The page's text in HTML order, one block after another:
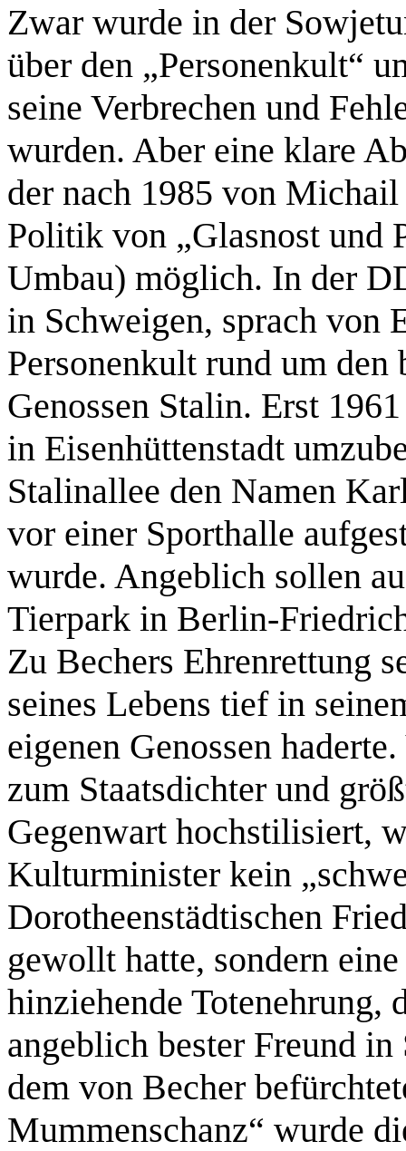
Zwar wurde in der
über den „Personenkult“
seine Verbrechen und
wurden. Aber eine klare
der nach 1985 von
Politik von „Glasnost und
Umbau) möglich. In der
in Schweigen, sprach von
Personenkult rund um
Genossen Stalin. Erst
in Eisenhüttenstadt
Stalinallee den Namen
vor einer Sporthalle
wurde. Angeblich sollen
Tierpark in Berlin-
Zu Bechers Ehrenrettung
seines Lebens tief in
eigenen Genossen
zum Staatsdichter und
Gegenwart hochstilisiert,
Kulturminister kein
Dorotheenstädtischen
gewollt hatte, sondern
hinziehende
angeblich bester Freund in
dem von Becher
Mummenschanz“ wurde